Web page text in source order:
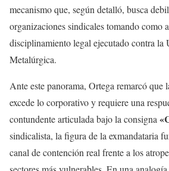
mecanismo que, según detalló, busca
organizaciones sindicales tomando como
disciplinamiento legal ejecutado contra la
Metalúrgica.
Ante este panorama, Ortega remarcó que
excede lo corporativo y requiere una
contundente articulada bajo la consigna
sindicalista, la figura de la exmandataria
canal de contención real frente a los